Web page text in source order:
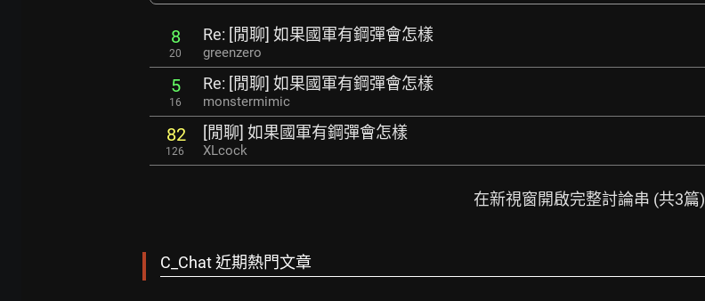
8
20
Re: [閒聊] 如果國軍有鋼彈會怎樣
greenzero
5
16
Re: [閒聊] 如果國軍有鋼彈會怎樣
monstermimic
82
126
[閒聊] 如果國軍有鋼彈會怎樣
XLcock
在新視窗開啟完整討論串 (共3篇)
C_Chat 近期熱門文章